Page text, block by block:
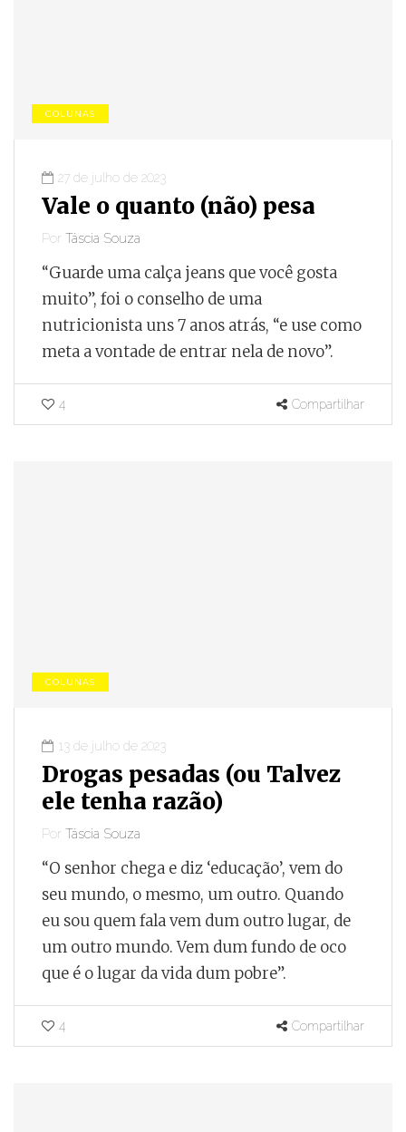
COLUNAS
27 de julho de 2023
Vale o quanto (não) pesa
Por Táscia Souza
“Guarde uma calça jeans que você gosta
muito”, foi o conselho de uma
nutricionista uns 7 anos atrás, “e use como
meta a vontade de entrar nela de novo”.
4 Compartilhar
COLUNAS
13 de julho de 2023
Drogas pesadas (ou Talvez
ele tenha razão)
Por Táscia Souza
“O senhor chega e diz ‘educação’, vem do
seu mundo, o mesmo, um outro. Quando
eu sou quem fala vem dum outro lugar, de
um outro mundo. Vem dum fundo de oco
que é o lugar da vida dum pobre”.
4 Compartilhar